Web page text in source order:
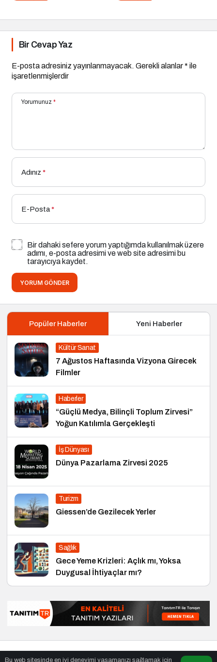
Bir Cevap Yaz
E-posta adresiniz yayınlanmayacak. Gerekli alanlar* ile
işaretlenmişlerdir
Yorumunuz *
Adınız *
E-Posta*
Bir dahaki sefere yorum yaptığımda kullanılmak üzere
adımı, e-posta adresimi ve web site adresimi bu
tarayıcıya kaydet.
YORUM GÖNDER
Popüler Haberler Yeni Haberler
Kültür Sanat
7 Ağustos Haftasında Vizyona Girecek
Filmler
Haberler
“Güçlü Medya, Bilinçli Toplum Zirvesi”
Yoğun Katılımla Gerçekleşti
İş Dünyası
Dünya Pazarlama Zirvesi 2025
Turizm
Giessen’de Gezilecek Yerler
Sağlık
Gece Yeme Krizleri: Açlık mı, Yoksa
Duygusal İhtiyaçlar mı?
Bu web sitesinde en iyi deneyimi yaşamanızı sağlamak için
en iyiler